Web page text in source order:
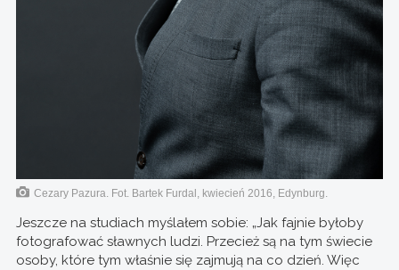
Cezary Pazura. Fot. Bartek Furdal, kwiecień 2016, Edynburg.
Jeszcze na studiach myślałem sobie: „Jak fajnie byłoby
fotografować sławnych ludzi. Przecież są na tym świecie
osoby, które tym właśnie się zajmują na co dzień. Więc